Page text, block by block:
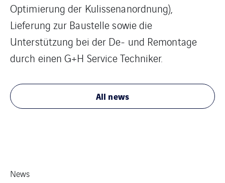
Optimierung der Kulissenanordnung),
Lieferung zur Baustelle sowie die
Unterstützung bei der De- und Remontage
durch einen G+H Service Techniker.
All news
News